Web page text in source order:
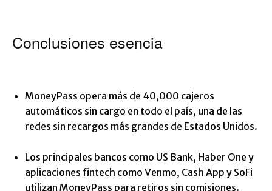
Conclusiones esencia
MoneyPass opera más de 40,000 cajeros
automáticos sin cargo en todo el país, una de las
redes sin recargos más grandes de Estados Unidos.
Los principales bancos como US Bank, Haber One y
aplicaciones fintech como Venmo, Cash App y SoFi
utilizan MoneyPass para retiros sin comisiones.